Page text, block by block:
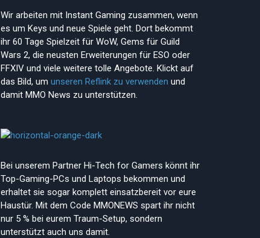
Wir arbeiten mit Instant Gaming zusammen, wenn
es um Keys und neue Spiele geht. Dort bekommt
ihr 60 Tage Spielzeit für WoW, Gems für Guild
Wars 2, die neusten Erweiterungen für ESO oder
FFXIV und viele weitere tolle Angebote. Klickt auf
das Bild, um unseren Reflink zu verwenden und
damit MMO News zu unterstützen.
Bei unserem Partner Hi-Tech for Gamers könnt ihr
Top-Gaming-PCs und Laptops bekommen und
erhaltet sie sogar komplett einsatzbereit vor eure
Haustür. Mit dem Code MMONEWS spart ihr nicht
nur 5 % bei eurem Traum-Setup, sondern
unterstützt auch uns damit.